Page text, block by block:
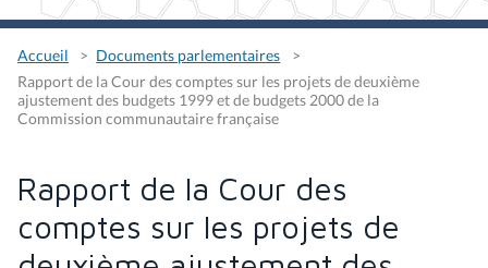
Accueil
Documents parlementaires
Rapport de la Cour des comptes sur les projets de deuxième
ajustement des budgets 1999 et de budgets 2000 de la
Commission communautaire française
Rapport de la Cour des
comptes sur les projets de